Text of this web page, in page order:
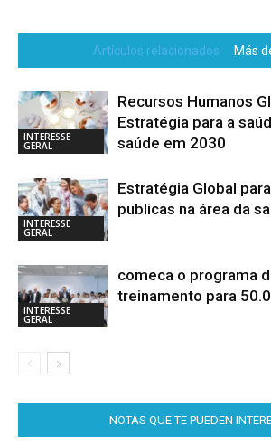
Artículos relacionados Más
INTERESSE
GERAL
Recursos Humanos
Estratégia para a
saúde em 2030
INTERESSE
GERAL
Estratégia Global
publicas na área da
INTERESSE
GERAL
comeca o programa
treinamento para
NOTAS QUE TE PUEDEN